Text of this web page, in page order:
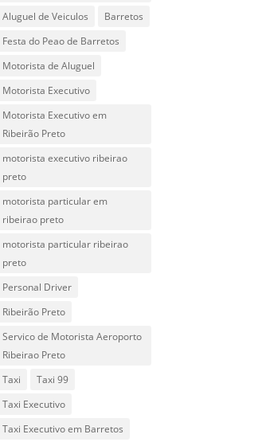
Aluguel de Veiculos
Barretos
Festa do Peao de Barretos
Motorista de Aluguel
Motorista Executivo
Motorista Executivo em
Ribeirão Preto
motorista executivo ribeirao
preto
motorista particular em
ribeirao preto
motorista particular ribeirao
preto
Personal Driver
Ribeirão Preto
Servico de Motorista Aeroporto
Ribeirao Preto
Taxi
Taxi 99
Taxi Executivo
Taxi Executivo em Barretos